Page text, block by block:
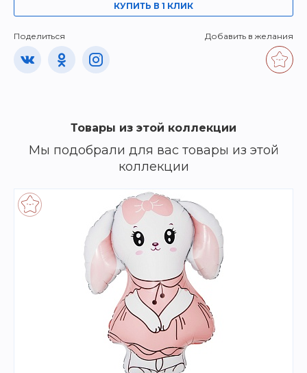
КУПИТЬ В 1 КЛИК
Поделиться Добавить в желания
Товары из этой коллекции
Мы подобрали для вас товары из этой
коллекции